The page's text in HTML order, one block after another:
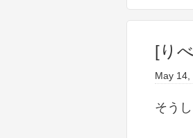
[り
May 14,
そう